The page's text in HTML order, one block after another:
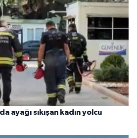
ayağı sıkışan kadın yolcu